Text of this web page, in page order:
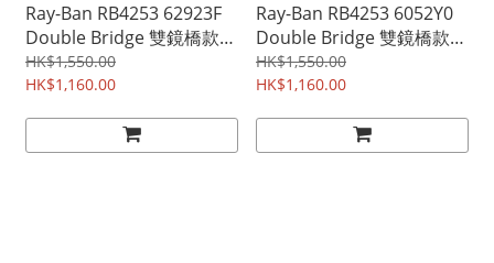
Ray-Ban RB4253 62923F
Double Bridge 雙鏡橋款太
陽眼鏡 | 黑色鏡框及漸變淺
藍色鏡片
HK$1,550.00
HK$1,160.00
Ray-Ban RB4253 6052Y0
Double Bridge 雙鏡橋款太
陽眼鏡 | 黑色鏡框及漸變金
色鏡片
HK$1,550.00
HK$1,160.00